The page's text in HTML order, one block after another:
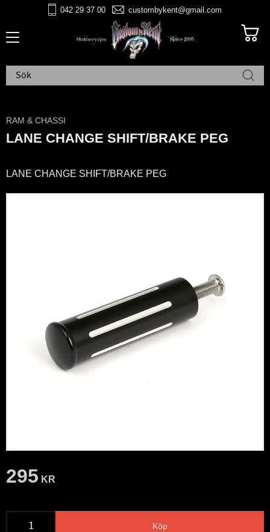
042 29 37 00 custombykent@gmail.com
RAM & CHASSI
LANE CHANGE SHIFT/BRAKE PEG
LANE CHANGE SHIFT/BRAKE PEG
295 KR
Köp